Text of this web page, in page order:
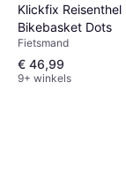
Klickfix Reisenthel
Bikebasket Dots
Fietsmand
€ 46,99
9+ winkels